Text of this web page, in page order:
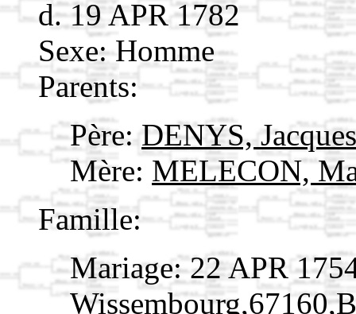
d. 19 APR 1782
Sexe: Homme
Parents:
Père:DENYS,
Mère: MELECON,
Famille:
Mariage: 22 APR